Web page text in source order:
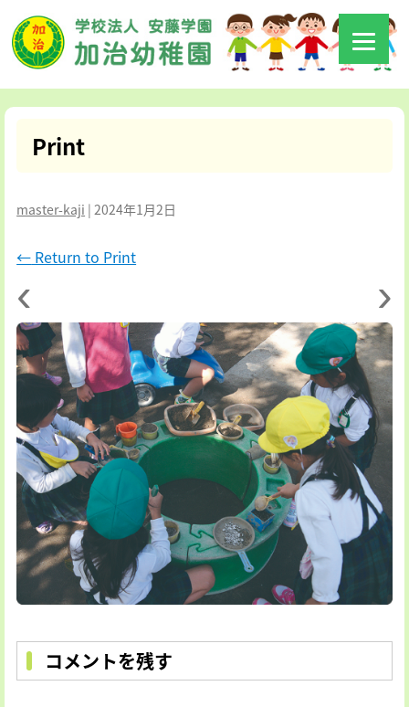
Print
master-kaji |2024年1月2日
← Return to Print
‹ ›
コメントを残す